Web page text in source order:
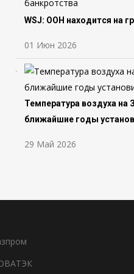
WSJ: ООН находится на
01 Июн 2026
Температура воздуха на
ближайшие годы
29 Май 2026